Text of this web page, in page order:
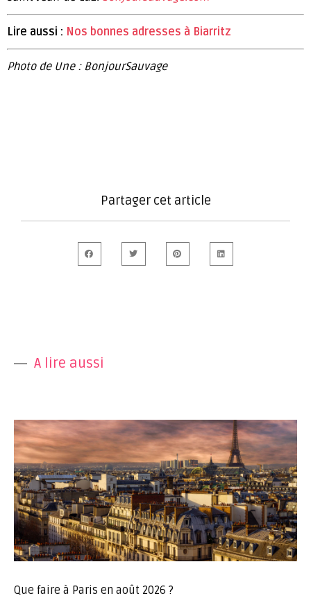
Lire aussi : Nos bonnes adresses à Biarritz
Photo de Une : BonjourSauvage
Partager cet article
A lire aussi
Que faire à Paris en août 2026 ?